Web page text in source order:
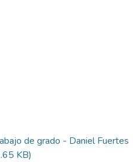
de grado - Daniel Fuertes
KB)